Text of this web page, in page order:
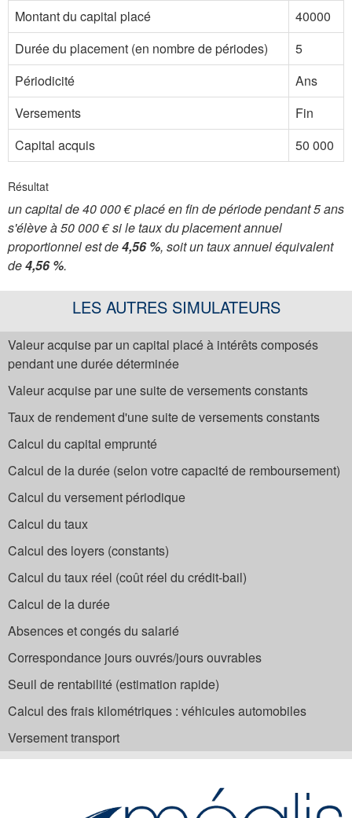
Montant du capital placé
40000
Durée du placement (en nombre de périodes)
5
Périodicité
Ans
Versements
Fin
Capital acquis
50 000
Résultat
un capital de 40 000 € placé en fin de période pendant 5 ans
s'élève à 50 000 € si le taux du placement annuel
proportionnel est de4,56 %, soit un taux annuel équivalent
de4,56 %.
LES AUTRES SIMULATEURS
Valeur acquise par un capital placé à intérêts composés
pendant une durée déterminée
Valeur acquise par une suite de versements constants
Taux de rendement d'une suite de versements constants
Calcul du capital emprunté
Calcul de la durée (selon votre capacité de remboursement)
Calcul du versement périodique
Calcul du taux
Calcul des loyers (constants)
Calcul du taux réel (coût réel du crédit-bail)
Calcul de la durée
Absences et congés du salarié
Correspondance jours ouvrés/jours ouvrables
Seuil de rentabilité (estimation rapide)
Calcul des frais kilométriques : véhicules automobiles
Versement transport